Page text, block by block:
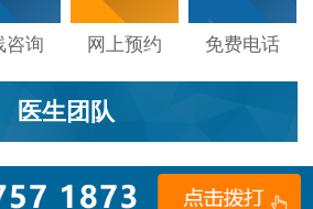
咨询 网上预约 免费电话
医生团队